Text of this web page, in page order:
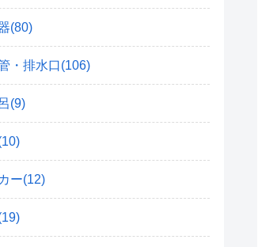
(80)
・排水口(106)
(9)
ー(12)